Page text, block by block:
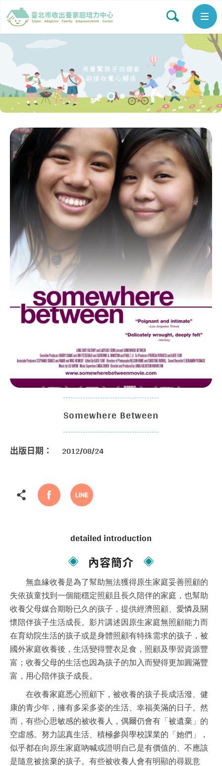
Somewhere Between
出版日期： 2012/08/24
detailed introduction
內容簡介
無血緣收養是為了幫助無法獲得原生家庭妥善照顧的
失依孩童找到一個能穩定照顧且長久陪伴的家庭， 也幫助
收養父母媒合期盼已久的孩子，提供經濟照顧、愛憐及關
懷陪伴孩子生活成長。影片講述因原生家庭無照顧能力而
在育幼院生活的孩子或是身體照顧有特殊需求的孩子，被
國外家庭收養後，生活變得豐衣足食，照顧及學習資源豐
富；收養父母的生活也因為孩子的加入而變得更加圓滿豐
富，用心陪伴孩子成長。
在收養家庭悉心照顧下，被收養的孩子長成活潑、健
康的青少年，擁有多采多姿的生活、幸福美滿的日子。然
而，有些心思敏感的被收養人，偶爾仍會有「被遺棄」的
空虛感。努力認真生活、積極參與學校課業的「她們」，
似乎都在向原生家庭吶喊或證明自己是有價值的、不應該
是隨意被捨棄的孩子。有些被收養人會有明顯的尋親意